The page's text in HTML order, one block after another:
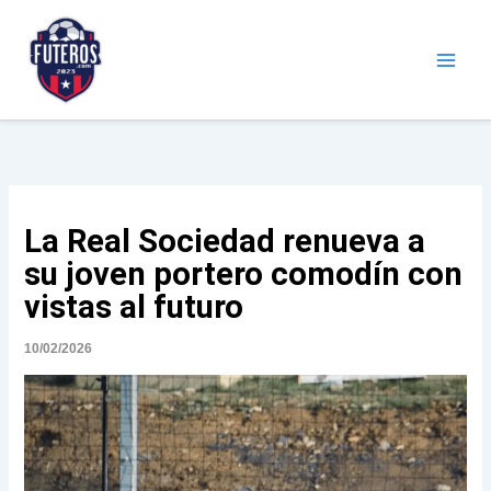
contenido
La Real Sociedad renueva a
su joven portero comodín con
vistas al futuro
10/02/2026